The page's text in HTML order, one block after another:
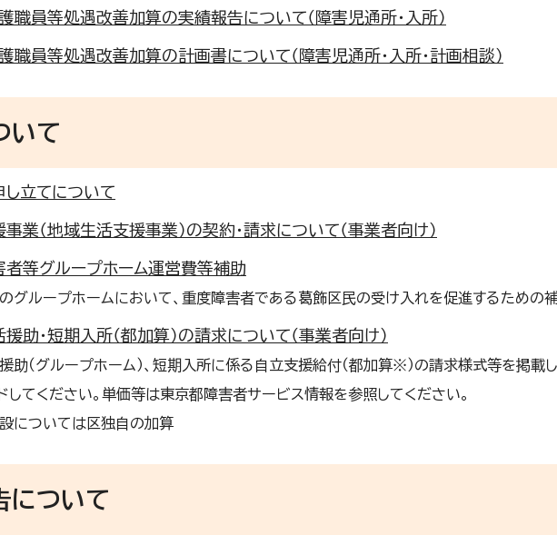
職員等処遇改善加算の実績報告について（障害児通所・入所）
職員等処遇改善加算の計画書について（障害児通所・入所・計画相談）
いて
し立てについて
業（地域生活支援事業）の契約・請求について（事業者向け）
者等グループホーム運営費等補助
グループホームにおいて、重度障害者である葛飾区民の受け入れを促進するための補
助・短期入所（都加算）の請求について（事業者向け）
助（グループホーム）、短期入所に係る自立支援給付（都加算※）の請求様式等を掲載
してください。単価等は東京都障害者サービス情報を参照してください。
については区独自の加算
について